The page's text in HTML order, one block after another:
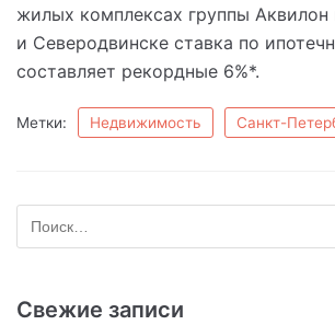
жилых комплексах группы Аквилон
и Северодвинске ставка по
составляет рекордные 6%*.
Метки: Недвижимость Санкт-
Свежие записи